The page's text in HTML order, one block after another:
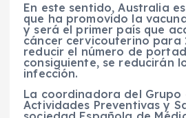
En este sentido, Australia
que ha promovido la
y será el primer país que
cáncer cervicouterino para
reducir el número de
consiguiente, se reducirán
infección.
La coordinadora del Grupo
Actividades Preventivas y